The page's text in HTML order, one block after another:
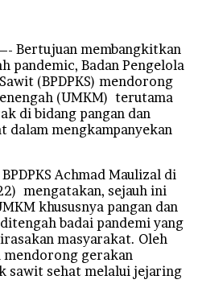
Bertujuan membangkitkan
pandemic, Badan Pengelola
(BPDPKS) mendorong
(UMKM) terutama
di bidang pangan dan
mengkampanyekan
Achmad Maulizal di
mengatakan, sejauh ini
khususnya pangan dan
badai pandemi yang
masyarakat. Oleh
mendorong gerakan
sawit sehat melalui jejaring